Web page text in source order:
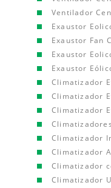
Ventilador
Exaustor
Exaustor Fan
Exaustor
Exaustor
Climatizador
Climatizador
Climatizador
Climatizador
Climatizador
Climatizador
Climatizador